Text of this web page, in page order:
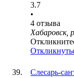
3.7
•
4 отзыва
Хабаровск,
Слесарь-